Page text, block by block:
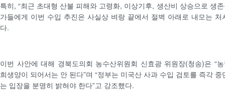
특히, “최근 초대형 산불 피해와 고령화, 이상기후, 생산비 상승으로 생
가들에게 이번 수입 추진은 사실상 벼랑 끝에서 절벽 아래로 내모는 처
다.
이번 사안에 대해 경북도의회 농수산위원회 신효광 위원장(청송)은 “
희생양이 되어서는 안 된다”며 “정부는 미국산 사과 수입 검토를 즉각
는 입장을 분명히 밝혀야 한다”고 강조했다.